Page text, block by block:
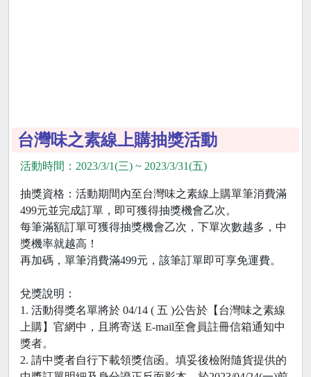
台灣味之素線上購抽獎活動
活動時間：2023/3/1(三) ~ 2023/3/31(五)
抽獎資格：活動期間內至台灣味之素線上購單筆消費滿
499元並完成訂單，即可獲得抽獎機會乙次。
每筆滿額訂單可獲得抽獎機會乙次，下單次數越多，中
獎機率就越高！
再加碼，單筆消費滿499元，該筆訂單即可享免運費。
兌獎說明：
1. 活動得獎名單將於 04/14 ( 五 )公告於【台灣味之素線
上購】官網中，且將寄送 E-mail至會員註冊信箱通知中
獎者。
2. 請中獎者自行下載領獎信函。填妥後檢附隨貨提供的